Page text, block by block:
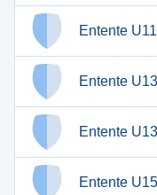
Entente
Entente
Entente
Entente